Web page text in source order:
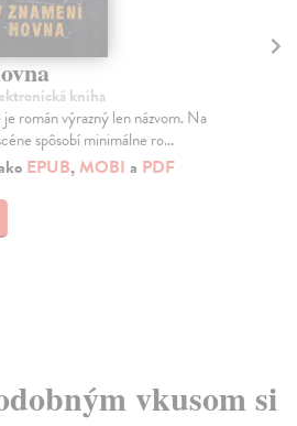
kniha
(1971) je rôznorodá. Okrem
zbierok a poviedok sa...
PDF
vkusom si